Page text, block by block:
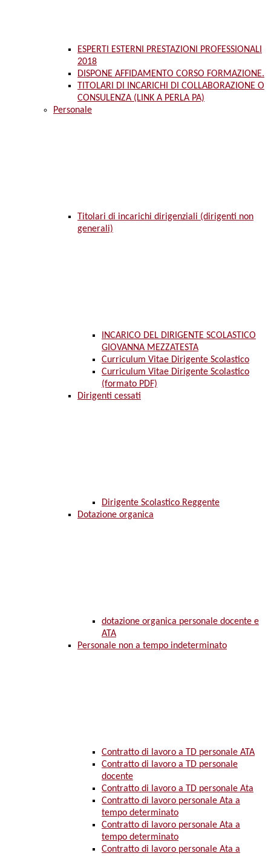
ESPERTI ESTERNI PRESTAZIONI PROFESSIONALI
2018
DISPONE AFFIDAMENTO CORSO FORMAZIONE.
TITOLARI DI INCARICHI DI COLLABORAZIONE O
CONSULENZA (LINK A PERLA PA)
Personale
Titolari di incarichi dirigenziali (dirigenti non
generali)
INCARICO DEL DIRIGENTE SCOLASTICO
GIOVANNA MEZZATESTA
Curriculum Vitae Dirigente Scolastico
Curriculum Vitae Dirigente Scolastico
(formato PDF)
Dirigenti cessati
Dirigente Scolastico Reggente
Dotazione organica
dotazione organica personale docente e
ATA
Personale non a tempo indeterminato
Contratto di lavoro a TD personale ATA
Contratto di lavoro a TD personale
docente
Contratto di lavoro a TD personale Ata
Contratto di lavoro personale Ata a
tempo determinato
Contratto di lavoro personale Ata a
tempo determinato
Contratto di lavoro personale Ata a